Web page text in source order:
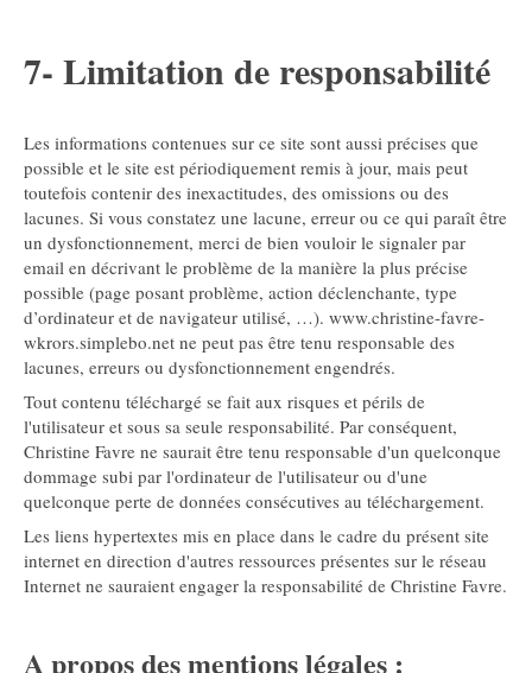
7- Limitation de responsabilité
Les informations contenues sur ce site sont aussi précises que
possible et le site est périodiquement remis à jour, mais peut
toutefois contenir des inexactitudes, des omissions ou des
lacunes. Si vous constatez une lacune, erreur ou ce qui paraît être
un dysfonctionnement, merci de bien vouloir le signaler par
email en décrivant le problème de la manière la plus précise
possible (page posant problème, action déclenchante, type
d’ordinateur et de navigateur utilisé, …). www.christine-favre-
wkrors.simplebo.net ne peut pas être tenu responsable des
lacunes, erreurs ou dysfonctionnement engendrés.
Tout contenu téléchargé se fait aux risques et périls de
l'utilisateur et sous sa seule responsabilité. Par conséquent,
Christine Favre ne saurait être tenu responsable d'un quelconque
dommage subi par l'ordinateur de l'utilisateur ou d'une
quelconque perte de données consécutives au téléchargement.
Les liens hypertextes mis en place dans le cadre du présent site
internet en direction d'autres ressources présentes sur le réseau
Internet ne sauraient engager la responsabilité de Christine Favre.
A propos des mentions légales :